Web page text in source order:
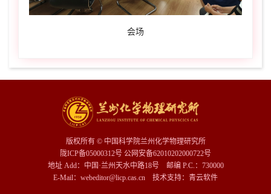
会场
版权所有 © 中国科学院兰州化学物理研究所
陇ICP备05000312号 公网安备62010202000722号
地址 Add：中国·兰州天水中路18号 邮编 P.C.：730000
E-Mail：webeditor@licp.cas.cn 技术支持： 青云软件